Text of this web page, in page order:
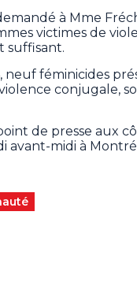
à Mme
victimes de
suffisant.
féminicides
conjugale,
de presse aux
avant-midi à